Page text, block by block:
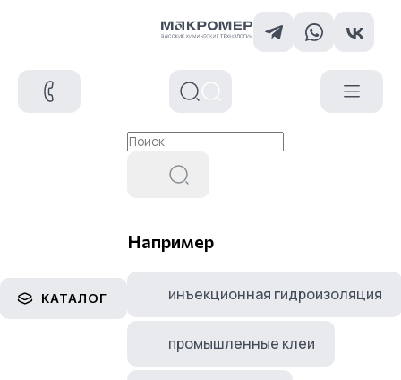
КАТАЛОГ
Например
инъекционная гидроизоляция
промышленные клеи